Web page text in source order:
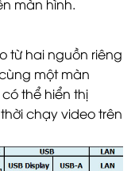
màn hình.
từ hai nguồn riêng
một màn
thể hiển thị
chạy video trên